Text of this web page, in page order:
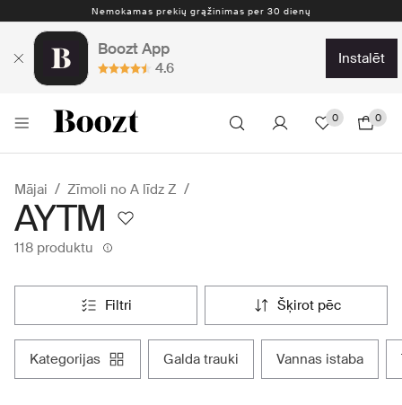
Nemokamas prekių grąžinimas per 30 dienų
Boozt App
4.6
instalēt
0 0
Mājai Zīmoli no A līdz Z
AYTM
118 produktu
filtri šķirot pēc
kategorijas galda trauki vannas istaba